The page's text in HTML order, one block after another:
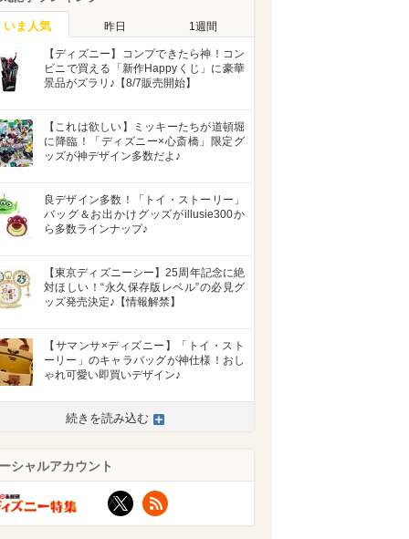
いま人気 昨日 1週間
【ディズニー】コンプできたら神！コン
ビニで買える「新作Happyくじ」に豪華
景品がズラリ♪【8/7販売開始】
【これは欲しい】ミッキーたちが道頓堀
に降臨！「ディズニー×心斎橋」限定グ
ッズが神デザイン多数だよ♪
良デザイン多数！「トイ・ストーリー」
バッグ＆お出かけグッズがillusie300か
ら多数ラインナップ♪
【東京ディズニーシー】25周年記念に絶
対ほしい！“永久保存版レベル”の必見グ
ッズ発売決定♪【情報解禁】
【サマンサ×ディズニー】「トイ・スト
ーリー」のキャラバッグが神仕様！おし
ゃれ可愛い即買いデザイン♪
続きを読み込む
シャルアカウント
X